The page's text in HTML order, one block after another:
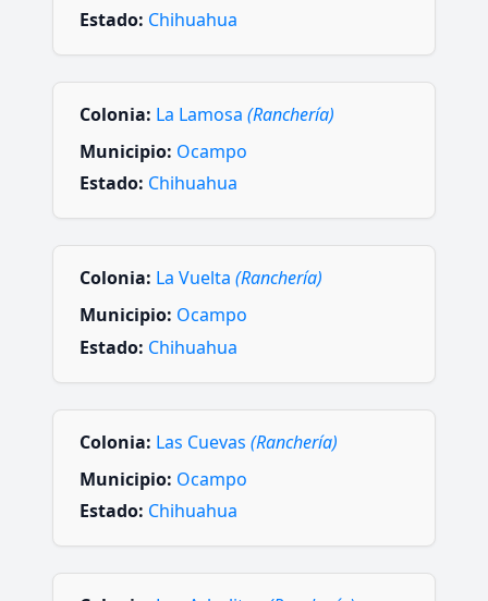
Estado: Chihuahua
Colonia: La Lamosa (Ranchería)
Municipio: Ocampo
Estado: Chihuahua
Colonia: La Vuelta (Ranchería)
Municipio: Ocampo
Estado: Chihuahua
Colonia: Las Cuevas (Ranchería)
Municipio: Ocampo
Estado: Chihuahua